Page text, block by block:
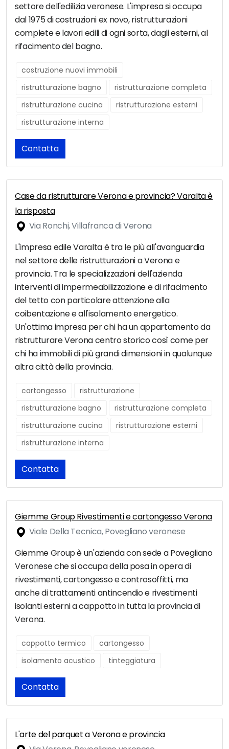
settore dell'edilizia veronese. L'impresa si occupa
dal 1975 di costruzioni ex novo, ristrutturazioni
complete e lavori edili di ogni sorta, dagli esterni, al
rifacimento del bagno.
costruzione nuovi immobili
ristrutturazione bagno
ristrutturazione completa
ristrutturazione cucina
ristrutturazione esterni
ristrutturazione interna
Contatta
Case da ristrutturare Verona e provincia? Varalta è
la risposta
Via Ronchi, Villafranca di Verona
L'impresa edile Varalta è tra le più all'avanguardia
nel settore delle ristrutturazioni a Verona e
provincia. Tra le specializzazioni dell'azienda
interventi di impermeabilizzazione e di rifacimento
del tetto con particolare attenzione alla
coibentazione e all'isolamento energetico.
Un'ottima impresa per chi ha un appartamento da
ristrutturare Verona centro storico così come per
chi ha immobili di più grandi dimensioni in qualunque
altra città della provincia.
cartongesso
ristrutturazione
ristrutturazione bagno
ristrutturazione completa
ristrutturazione cucina
ristrutturazione esterni
ristrutturazione interna
Contatta
Giemme Group Rivestimenti e cartongesso Verona
Viale Della Tecnica, Povegliano veronese
Giemme Group è un'azienda con sede a Povegliano
Veronese che si occupa della posa in opera di
rivestimenti, cartongesso e controsoffitti, ma
anche di trattamenti antincendio e rivestimenti
isolanti esterni a cappotto in tutta la provincia di
Verona.
cappotto termico
cartongesso
isolamento acustico
tinteggiatura
Contatta
L'arte del parquet a Verona e provincia